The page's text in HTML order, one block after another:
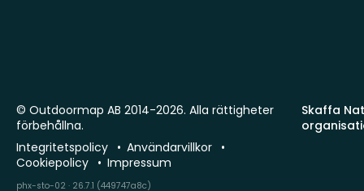
Skaffa
© Outdoormap AB 2014-2026. Alla rättigheter
förbehållna.
Integritetspolicy
Användarvillkor
Cookiepolicy
Impressum
phx-sto-02 · 26.7.1 (449747a8c)